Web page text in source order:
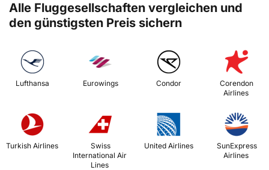
Alle Fluggesellschaften vergleichen und
den günstigsten Preis sichern
Lufthansa Eurowings Condor
Corendon
Airlines
Turkish Airlines
International Air
Lines
United Airlines
Airlines